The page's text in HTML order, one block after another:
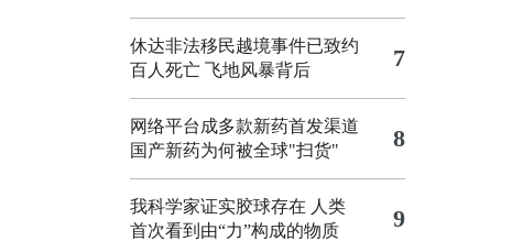
休达非法移民越境事件已致约
百人死亡 飞地风暴背后 7
网络平台成多款新药首发渠道
国产新药为何被全球"扫货"
8
我科学家证实胶球存在 人类
首次看到由“力”构成的物质
9